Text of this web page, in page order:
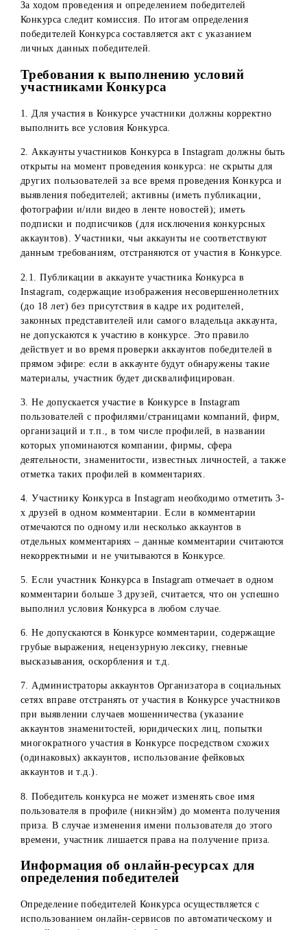
(https://simpliers.com) или других аналогичных сервисов.
Для этого Администраторы указывают в сервисе ссылку
конкурсную публикацию в Instagram, включают
случайных победителей. Сервис выявляет имена
победителей. Администраторы в прямом эфире
победителя на выполнение условий конкурса. Если в
результате проверки выявлено, что победитель не
администраторы проводят повторное определение
победителя.
Определение победителей в Instagram будет проводиться
использованием онлайн-ресурса simpliers.com или
аналогичных сервисов. В случае некорректной работы
недоступности одного из них будет использоваться
За ходом проведения и определением победителей
Конкурса следит комиссия. По итогам определения
победителей Конкурса составляется акт с указанием
личных данных победителей.
Требования к выполнению условий
участниками Конкурса
1. Для участия в Конкурсе участники должны корректно
выполнить все условия Конкурса.
2. Аккаунты участников Конкурса в Instagram должны
открыты на момент проведения конкурса: не скрыты для
других пользователей за все время проведения
фотографии и/или видео в ленте новостей); иметь
подписки и подписчиков (для исключения конкурсных
аккаунтов). Участники, чьи аккаунты не соответствуют
данным требованиям, отстраняются от участия в
2.1. Публикации в аккаунте участника Конкурса в
Instagram, содержащие изображения
(до 18 лет) без присутствия в кадре их родителей,
законных представителей или самого владельца
не допускаются к участию в конкурсе. Это правило
действует и во время проверки аккаунтов победителей в
материалы, участник будет дисквалифицирован.
3. Не допускается участие в Конкурсе в Instagram
пользователей с профилями/страницами компаний,
организаций и т.п., в том числе профилей, в названии
которых упоминаются компании, фирмы, сфера
отметка таких профилей в комментариях.
4. Участнику Конкурса в Instagram необходимо отметить
х друзей в одном комментарии. Если в комментарии
отмечаются по одному или несколько аккаунтов в
отдельных комментариях – данные комментарии
5. Если участник Конкурса в Instagram отмечает в одном